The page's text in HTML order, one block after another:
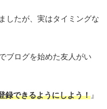
したが、実はタイミングな
ブログを始めた友人がい
録できるようにしよう！ 』